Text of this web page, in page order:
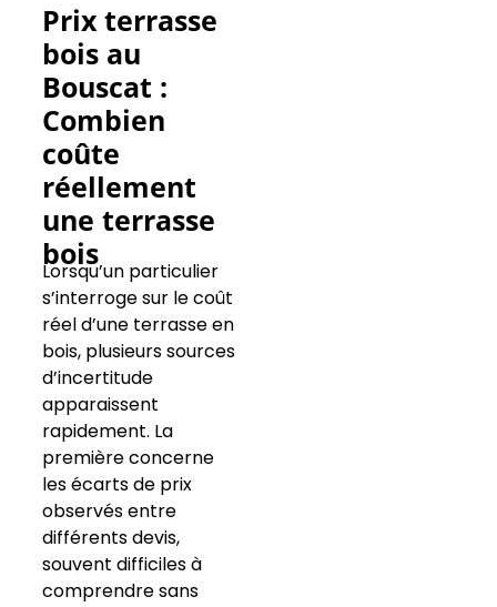
Prix terrasse
bois au
Bouscat :
Combien
coûte
réellement
une terrasse
bois
Lorsqu’un particulier
s’interroge sur le coût
réel d’une terrasse en
bois, plusieurs sources
d’incertitude
apparaissent
rapidement. La
première concerne
les écarts de prix
observés entre
différents devis,
souvent difficiles à
comprendre sans